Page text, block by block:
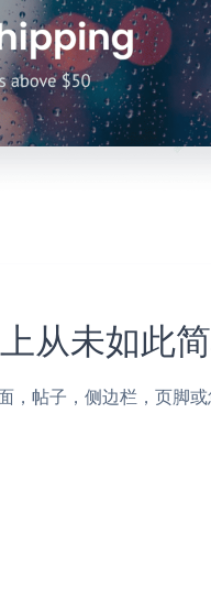
从未如此
帖子，侧边栏，页脚或